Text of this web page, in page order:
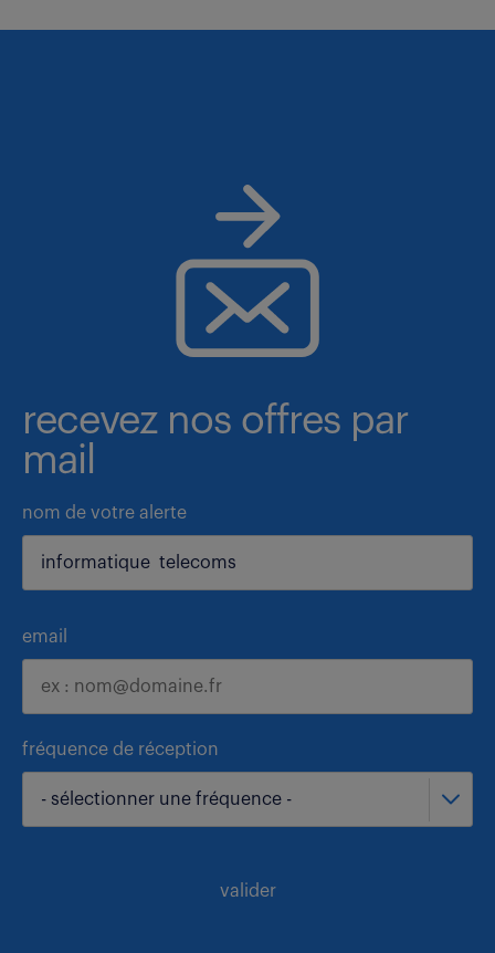
recevez nos offres par
mail
nom de votre alerte
email
fréquence de réception
- sélectionner une fréquence -
valider